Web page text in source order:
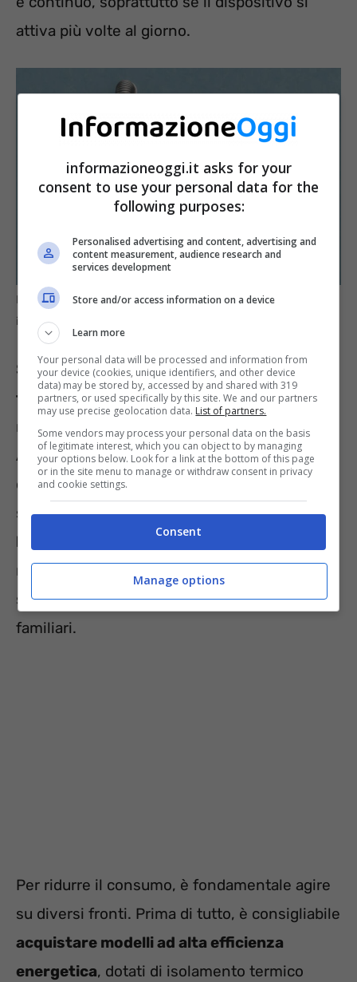
attiva più volte al giorno.
Perché lo scaldabagno consuma così tanto? –
informazioneoggi.it
Secondo le stime, può arrivare a consumare
tra 120 e 150 kWh al mese, a seconda del
modello e delle condizioni d’uso.
Al contrario, unfrigoriferomoderno con
classe energetica A o superiore, pur restando
sempre collegato,consuma tra i 30 e i 50
kWh mensili.
La differenza è significativa, e
mostra quanto uno scorretto utilizzo dello
scaldabagno possa incidere sulle spese
familiari.
Per ridurre il consumo, è fondamentale agire
su diversi fronti. Prima di tutto, è consigliabile
acquistare modelli ad alta efficienza
energetica, dotati di isolamento termico
informazioneoggi.it asks for your
consent to use your personal data for the
following purposes:
Personalised advertising and content, advertising and
content measurement, audience research and
services development
Store and/or access information on a device
Learn more
Your personal data will be processed and information from
your device (cookies, unique identifiers, and other device
data) may be stored by, accessed by and shared with 319
partners, or used specifically by this site. We and our partners
may use precise geolocation data. List of partners.
Some vendors may process your personal data on the basis
of legitimate interest, which you can object to by managing
your options below. Look for a link at the bottom of this page
or in the site menu to manage or withdraw consent in privacy
and cookie settings.
Consent
Manage options